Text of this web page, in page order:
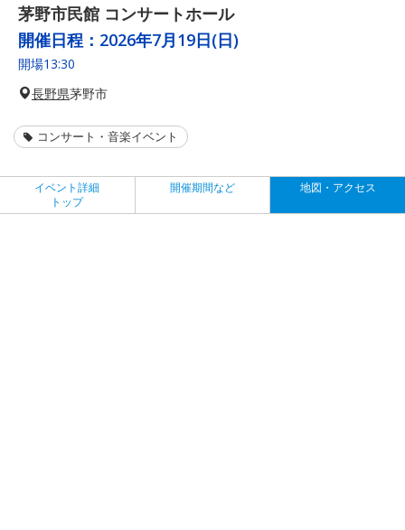
茅野市民館 コンサートホール
開催日程： 2026年7月19日(日)
開場13:30
長野県茅野市
コンサート・音楽イベント
イベント詳細
トップ
開催期間など 地図・アクセス